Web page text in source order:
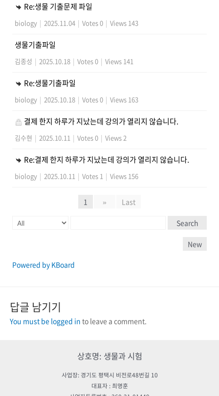
Re:생물 기출문제 파일
biology | 2025.11.04 | Votes 0 | Views 143
생물기출파일
김종성 | 2025.10.18 | Votes 0 | Views 141
Re:생물기출파일
biology | 2025.10.18 | Votes 0 | Views 163
결제 한지 하루가 지났는데 강의가 열리지 않습니다.
김수현 | 2025.10.11 | Votes 0 | Views 2
Re:결제 한지 하루가 지났는데 강의가 열리지 않습니다.
biology | 2025.10.11 | Votes 1 | Views 156
1 » Last
Search
New
Powered by KBoard
답글 남기기
You must be logged in to leave a comment.
상호명: 생물과 시험
사업장: 경기도 평택시 비전로48번길 10
대표자 : 최명훈